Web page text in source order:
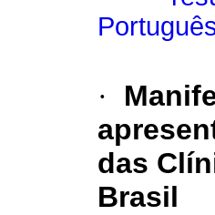
·
das
Brasil